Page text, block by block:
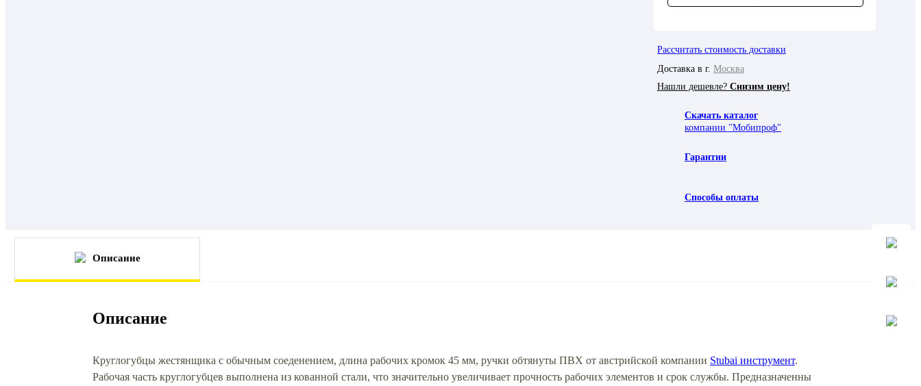
Рассчитать стоимость доставки
Доставка в г. Москва
Нашли дешевле? Снизим цену!
Скачать каталог
компании "Мобипроф"
Гарантии
Способы оплаты
Описание
Описание
Круглогубцы жестянщика с обычным соеденением, длина рабочих кромок 45 мм, ручки обтянуты ПВХ от австрийской компании Stubai инструмент.
Рабочая часть круглогубцев выполнена из кованной стали, что значительно увеличивает прочность рабочих элементов и срок службы. Предназначенны